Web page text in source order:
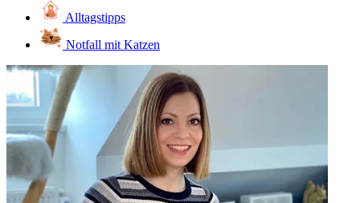
Alltagstipps
Notfall mit Katzen